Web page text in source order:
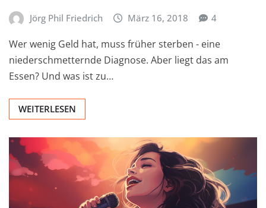
Jörg Phil Friedrich März 16, 2018 4
Wer wenig Geld hat, muss früher sterben - eine
niederschmetternde Diagnose. Aber liegt das am
Essen? Und was ist zu…
WEITERLESEN